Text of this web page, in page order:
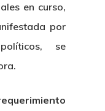
en curso,
por
se